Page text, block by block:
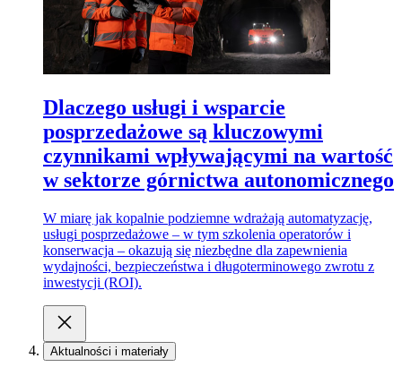
Dlaczego usługi i wsparcie
posprzedażowe są kluczowymi
czynnikami wpływającymi na wartość
w sektorze górnictwa autonomicznego
W miarę jak kopalnie podziemne wdrażają automatyzację,
usługi posprzedażowe – w tym szkolenia operatorów i
konserwacja – okazują się niezbędne dla zapewnienia
wydajności, bezpieczeństwa i długoterminowego zwrotu z
inwestycji (ROI).
Aktualności i materiały